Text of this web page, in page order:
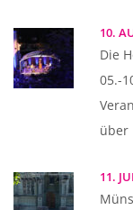
10.
Die
05.-
über
11.